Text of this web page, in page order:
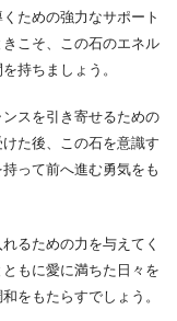
ための強力なサポート
こそ、この石のエネル
持ちましょう。
スを引き寄せるための
た後、この石を意識す
って前へ進む勇気をも
るための力を与えてく
もに愛に満ちた日々を
をもたらすでしょう。